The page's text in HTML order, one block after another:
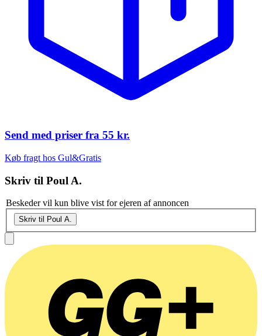
Send med priser fra 55 kr.
Køb fragt hos Gul&Gratis
Skriv til Poul A.
Beskeder vil kun blive vist for ejeren af annoncen
Skriv til Poul A.